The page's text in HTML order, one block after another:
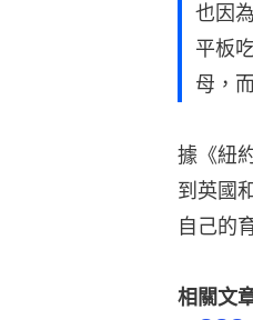
也因
平板
母，
據《紐
到英國
自己的
相關文